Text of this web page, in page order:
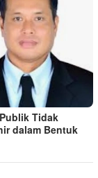
Tidak
dalam Bentuk